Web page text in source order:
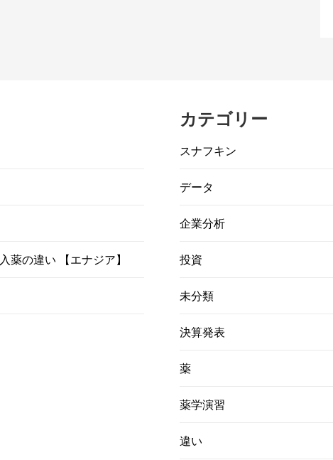
薬の違い 【エナジア】
カテゴリー
スナフキン
データ
企業分析
投資
未分類
決算発表
薬
薬学演習
違い